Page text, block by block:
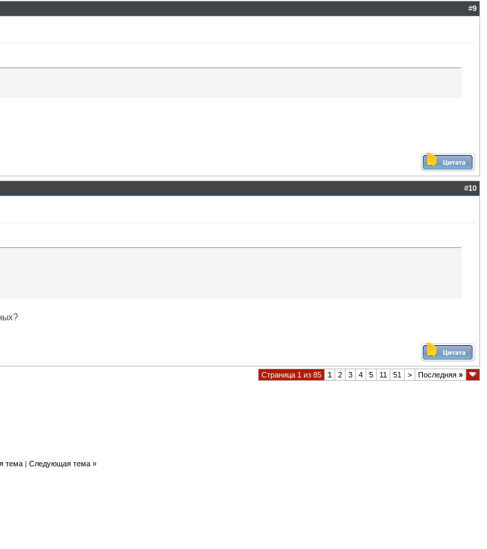
#9
#10
Страница 1 из 85 1 2 3 4 5 11 51 > Последняя »
тема| Следующая тема »